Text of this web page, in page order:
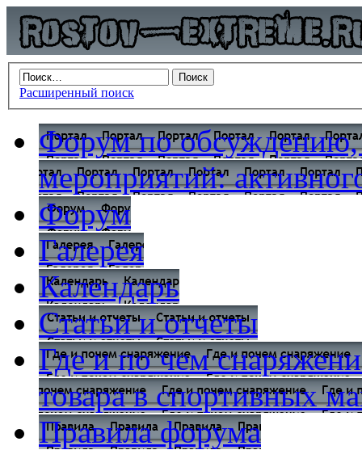
Расширенный поиск
Форум по обсуждению,
мероприятий:
Форум
Галерея
Календарь
Статьи и отчеты
Где и по чем
товара в спортивных
Правила форума